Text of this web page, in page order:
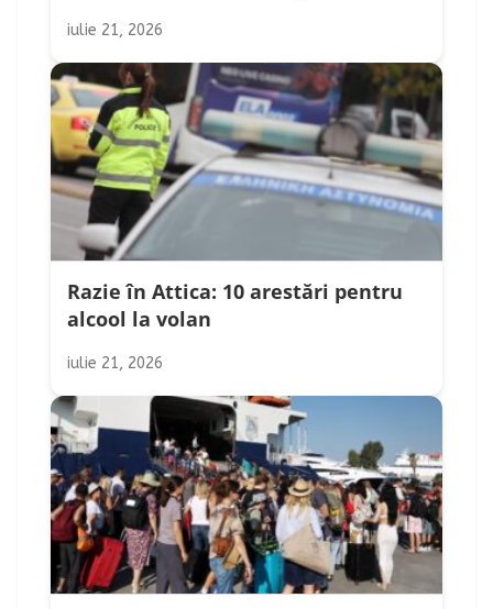
iulie 21, 2026
Razie în Attica: 10 arestări pentru
alcool la volan
iulie 21, 2026